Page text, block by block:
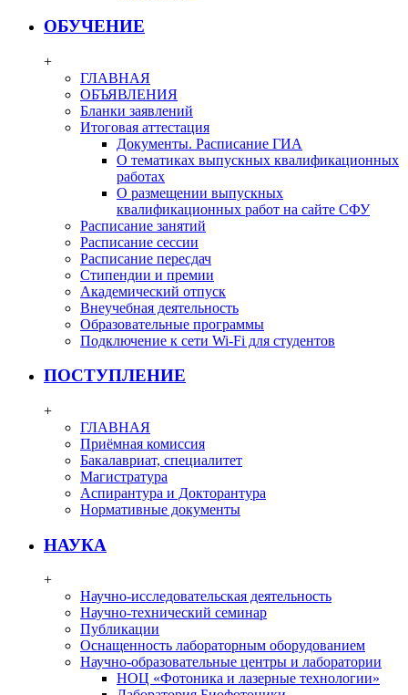
ОБУЧЕНИЕ
+
ГЛАВНАЯ
ОБЪЯВЛЕНИЯ
Бланки заявлений
Итоговая аттестация
Документы. Расписание ГИА
О тематиках выпускных квалификационных
работах
О размещении выпускных
квалификационных работ на сайте СФУ
Расписание занятий
Расписание сессии
Расписание пересдач
Стипендии и премии
Академический отпуск
Внеучебная деятельность
Образовательные программы
Подключение к сети Wi-Fi для студентов
ПОСТУПЛЕНИЕ
+
ГЛАВНАЯ
Приёмная комиссия
Бакалавриат, специалитет
Магистратура
Аспирантура и Докторантура
Нормативные документы
НАУКА
+
Научно-исследовательская деятельность
Научно-технический семинар
Публикации
Оснащенность лабораторным оборудованием
Научно-образовательные центры и лаборатории
НОЦ «Фотоника и лазерные технологии»